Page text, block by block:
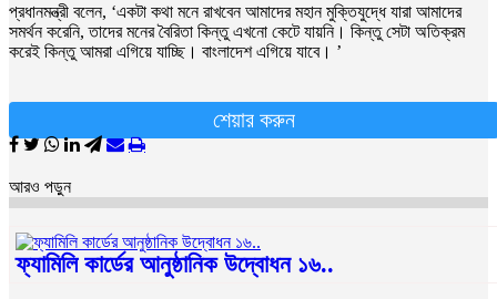
প্রধানমন্ত্রী বলেন, ‘একটা কথা মনে রাখবেন আমাদের মহান মুক্তিযুদ্ধে যারা আমাদের
সমর্থন করেনি, তাদের মনের বৈরিতা কিন্তু এখনো কেটে যায়নি। কিন্তু সেটা অতিক্রম
করেই কিন্তু আমরা এগিয়ে যাচ্ছি। বাংলাদেশ এগিয়ে যাবে। ’
শেয়ার করুন
আরও পড়ুন
ফ্যামিলি কার্ডের আনুষ্ঠানিক উদ্বোধন ১৬..